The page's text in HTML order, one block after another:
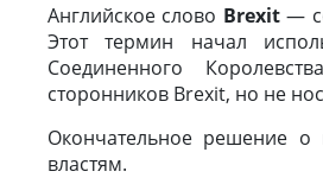
Английское слово Brexit—
Этот термин начал
Соединенного
сторонников Brexit, но не
Окончательное решение о
властям.